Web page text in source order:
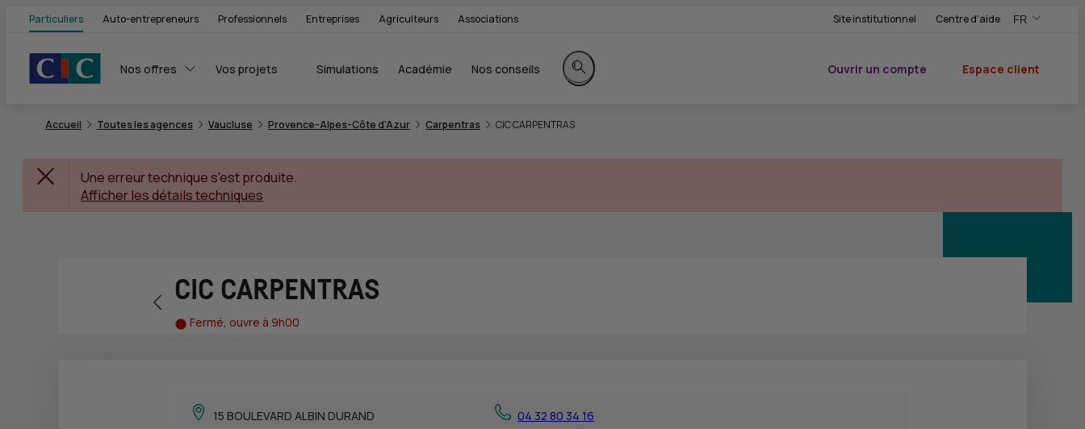
Particuliers Auto-entrepreneurs Professionnels Entreprises Agriculteurs Associations Site institutionnel Centre d'aide FR
,Version
,Changer de
Nos offres Vos projets Simulations Académie Nos conseils
Rechercher sur le site
Ouvrir un compte
Espace client
Accueil Toutes les agences Vaucluse Provence-Alpes-Côte d'Azur Carpentras CIC CARPENTRAS
Une erreur technique s'est produite.
Afficher les détails techniques
Retour vers la page précédente
CIC CARPENTRAS
Fermé, ouvre à 9h00
15 BOULEVARD ALBIN DURAND
04 32 80 34 16